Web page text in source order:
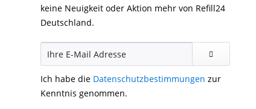
keine Neuigkeit oder Aktion mehr von Refill24
Deutschland.
Ich habe die Datenschutzbestimmungen zur
Kenntnis genommen.